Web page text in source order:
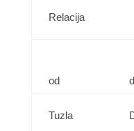
Relacija
od
Tuzla